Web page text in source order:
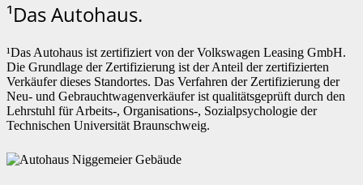
¹Das Autohaus.
¹Das Autohaus ist zertifiziert von der Volkswagen Leasing GmbH.
Die Grundlage der Zertifizierung ist der Anteil der zertifizierten
Verkäufer dieses Standortes. Das Verfahren der Zertifizierung der
Neu- und Gebrauchtwagenverkäufer ist qualitätsgeprüft durch den
Lehrstuhl für Arbeits-, Organisations-, Sozialpsychologie der
Technischen Universität Braunschweig.